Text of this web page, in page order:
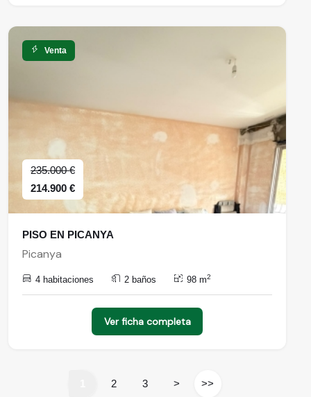
Venta
235.000 €
214.900 €
PISO EN PICANYA
Picanya
4 habitaciones 2 baños 98 m2
Ver ficha completa
2 3 > >>